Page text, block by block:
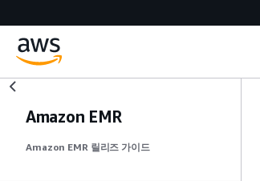
Amazon EMR
Amazon EMR 릴리즈 가이드